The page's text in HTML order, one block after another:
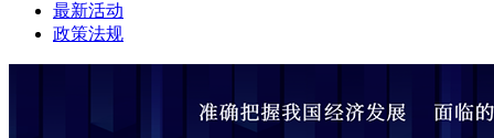
最新活动
政策法规